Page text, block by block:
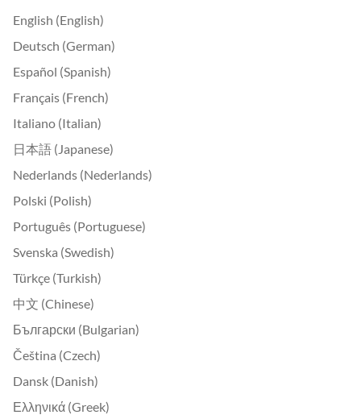
English (English)
Deutsch (German)
Español (Spanish)
Français (French)
Italiano (Italian)
日本語 (Japanese)
Nederlands (Nederlands)
Polski (Polish)
Português (Portuguese)
Svenska (Swedish)
Türkçe (Turkish)
中文 (Chinese)
Български (Bulgarian)
Čeština (Czech)
Dansk (Danish)
Ελληνικά (Greek)